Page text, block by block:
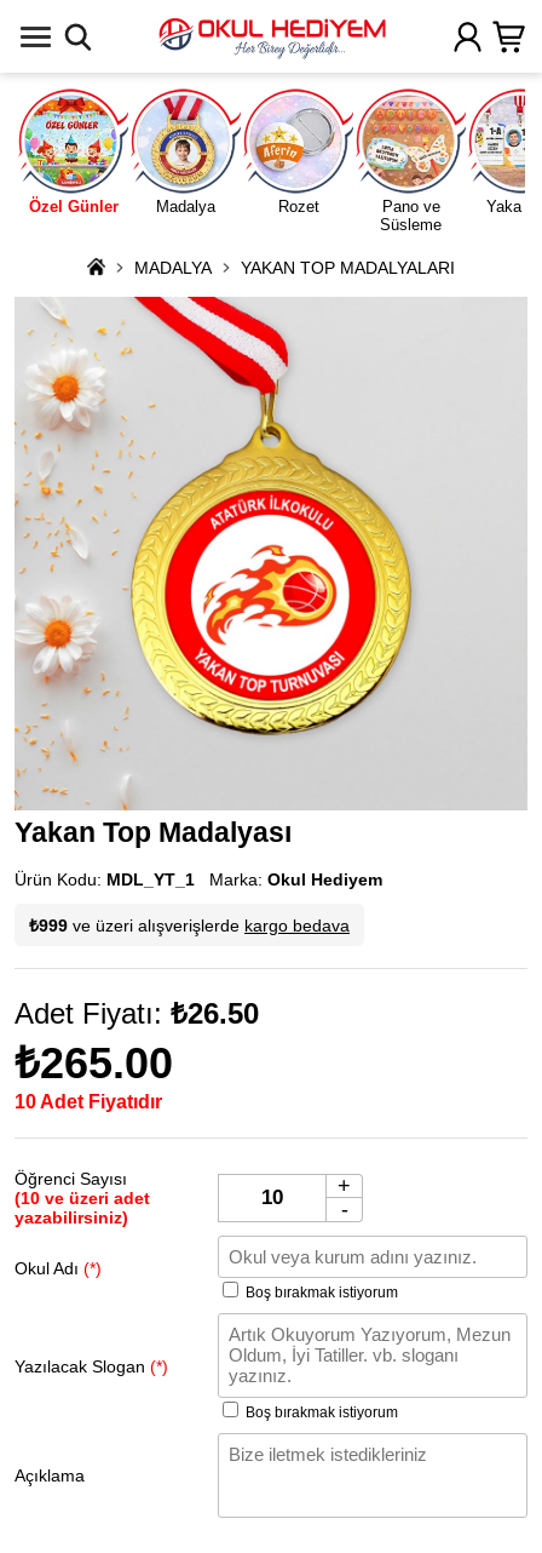
Özel Günler Madalya Rozet
Pano ve
Süsleme
Yaka
MADALYA YAKAN TOP MADALYALARI
Yakan Top Madalyası
Ürün Kodu: MDL_YT_1 Marka: Okul Hediyem
₺999 ve üzeri alışverişlerde kargo bedava
Adet Fiyatı: ₺26.50
₺265.00
10 Adet Fiyatıdır
Öğrenci Sayısı
(10 ve üzeri adet
yazabilirsiniz)
+
-
Okul Adı (*)
Boş bırakmak istiyorum
Yazılacak Slogan (*)
Boş bırakmak istiyorum
Açıklama
Uygulamada Aç